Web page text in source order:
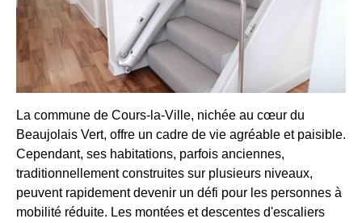
La commune de Cours-la-Ville, nichée au cœur du
Beaujolais Vert, offre un cadre de vie agréable et paisible.
Cependant, ses habitations, parfois anciennes,
traditionnellement construites sur plusieurs niveaux,
peuvent rapidement devenir un défi pour les personnes à
mobilité réduite. Les montées et descentes d'escaliers